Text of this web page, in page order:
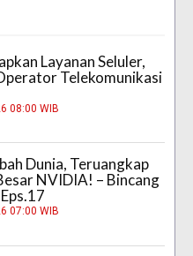
Layanan Seluler,
Telekomunikasi
08:00 WIB
Dunia, Teruangkap
NVIDIA! – Bincang
07:00 WIB